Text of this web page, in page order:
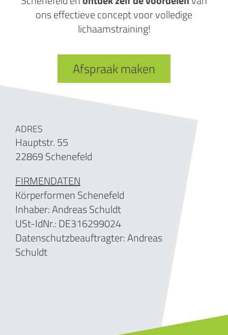
ons effectieve concept voor volledige
lichaamstraining!
Afspraak maken
ADRES
Hauptstr. 55
22869 Schenefeld
FIRMENDATEN
Körperformen Schenefeld
Inhaber: Andreas Schuldt
USt-IdNr.:DE316299024
Datenschutzbeauftragter: Andreas
Schuldt